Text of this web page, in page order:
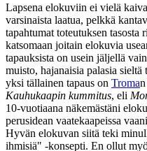
Lapsena elokuviin ei vielä
varsinaista laatua, pelkkä
tapahtumat toteutuksen tasosta
katsomaan joitain elokuvia
tapauksista on usein jäljellä
muisto, hajanaisia palasia
yksi tällainen tapaus on Troma
Kauhukaapin kummitus, eli
10‑vuotiaana näkemästäni
perusidean vaatekaapeissa
Hyvän elokuvan siitä teki
ihmisiä" ‑konsepti. En ollut